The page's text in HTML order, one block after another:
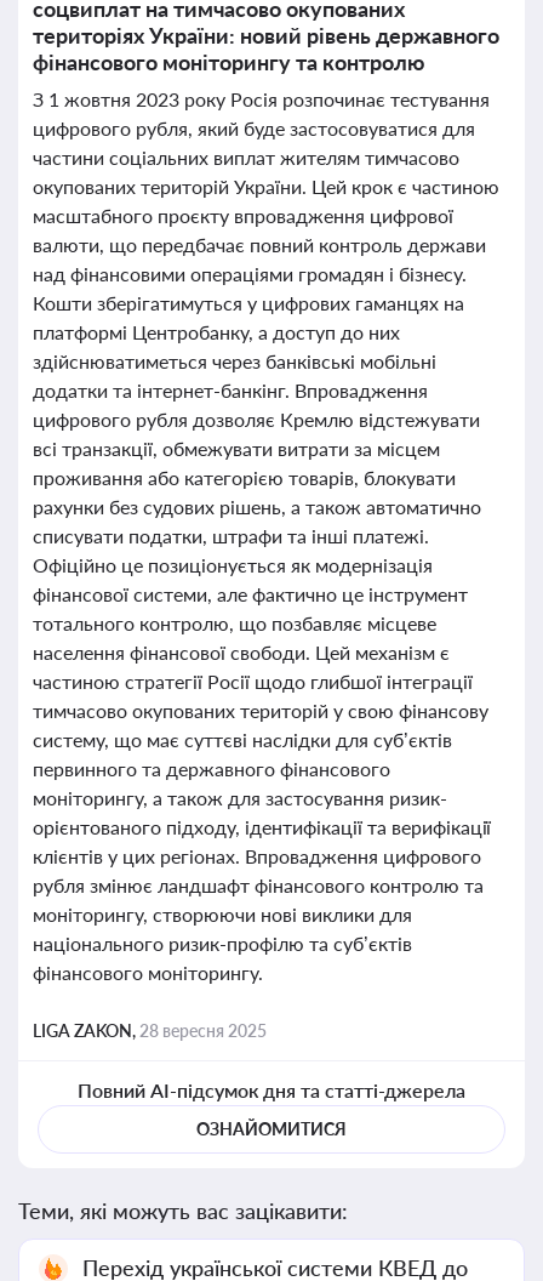
соцвиплат на тимчасово окупованих
територіях України: новий рівень державного
фінансового моніторингу та контролю
З 1 жовтня 2023 року Росія розпочинає тестування
цифрового рубля, який буде застосовуватися для
частини соціальних виплат жителям тимчасово
окупованих територій України. Цей крок є частиною
масштабного проєкту впровадження цифрової
валюти, що передбачає повний контроль держави
над фінансовими операціями громадян і бізнесу.
Кошти зберігатимуться у цифрових гаманцях на
платформі Центробанку, а доступ до них
здійснюватиметься через банківські мобільні
додатки та інтернет-банкінг. Впровадження
цифрового рубля дозволяє Кремлю відстежувати
всі транзакції, обмежувати витрати за місцем
проживання або категорією товарів, блокувати
рахунки без судових рішень, а також автоматично
списувати податки, штрафи та інші платежі.
Офіційно це позиціонується як модернізація
фінансової системи, але фактично це інструмент
тотального контролю, що позбавляє місцеве
населення фінансової свободи. Цей механізм є
частиною стратегії Росії щодо глибшої інтеграції
тимчасово окупованих територій у свою фінансову
систему, що має суттєві наслідки для суб’єктів
первинного та державного фінансового
моніторингу, а також для застосування ризик-
орієнтованого підходу, ідентифікації та верифікації
клієнтів у цих регіонах. Впровадження цифрового
рубля змінює ландшафт фінансового контролю та
моніторингу, створюючи нові виклики для
національного ризик-профілю та суб’єктів
фінансового моніторингу.
LIGA ZAKON, 28 вересня 2025
Повний AI-підсумок дня та статті-джерела
ОЗНАЙОМИТИСЯ
Теми, які можуть вас зацікавити:
Перехід української системи КВЕД до